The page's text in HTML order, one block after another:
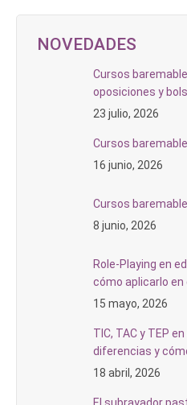
NOVEDADES
Cursos
oposiciones y
23 julio, 2026
Cursos
16 junio, 2026
Cursos
8 junio, 2026
Role-Playing en
cómo aplicarlo en
15 mayo, 2026
TIC, TAC y TEP
diferencias y
18 abril, 2026